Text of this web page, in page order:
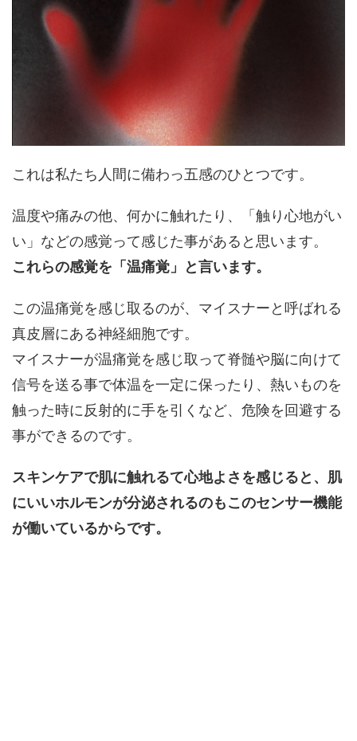
これは私たち人間に備わっ五感のひとつです。
温度や痛みの他、何かに触れたり、「触り心地がい
い」などの感覚って感じた事があると思います。
これらの感覚を「温痛覚」と言います。
この温痛覚を感じ取るのが、マイスナーと呼ばれる
真皮層にある神経細胞です。
マイスナーが温痛覚を感じ取って脊髄や脳に向けて
信号を送る事で体温を一定に保ったり、熱いものを
触った時に反射的に手を引くなど、危険を回避する
事ができるのです。
スキンケアで肌に触れるて心地よさを感じると、肌
にいいホルモンが分泌されるのもこのセンサー機能
が働いているからです。